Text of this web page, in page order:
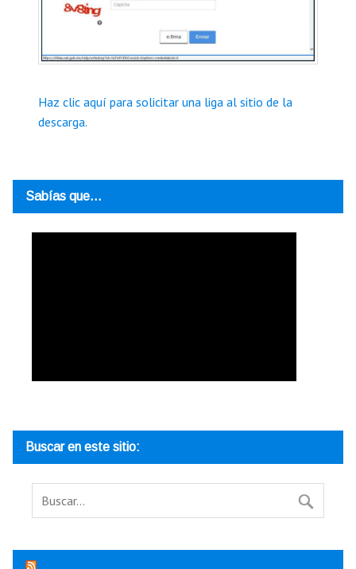
Haz clic aquí para solicitar una liga al sitio de la
descarga.
Sabías que…
Buscar en este sitio: